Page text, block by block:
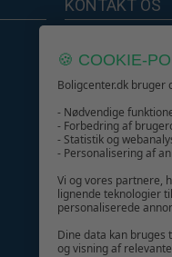
KONTAKT OS
Kundeservice
GIV GLÆDE
🍪 COOKIE-
Boligcenter.dk bruger
- Nødvendige
- Forbedring af
- Statistik og
- Personalisering af
Vi og vores partnere,
lignende teknologier
personaliserede
Dine data kan bruges
og visning af